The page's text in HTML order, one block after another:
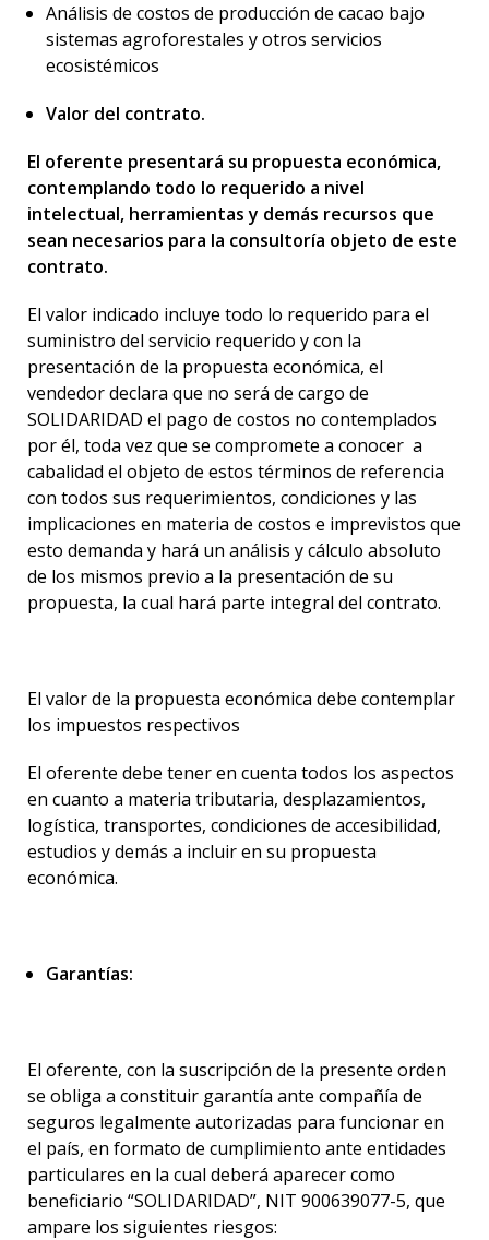
Análisis de costos de producción de cacao bajo
sistemas agroforestales y otros servicios
ecosistémicos
Valor del contrato.
El oferente presentará su propuesta económica,
contemplando todo lo requerido a nivel
intelectual, herramientas y demás recursos que
sean necesarios para la consultoría objeto de este
contrato.
El valor indicado incluye todo lo requerido para el
suministro del servicio requerido y con la
presentación de la propuesta económica, el
vendedor declara que no será de cargo de
SOLIDARIDAD el pago de costos no contemplados
por él, toda vez que se compromete a conocer a
cabalidad el objeto de estos términos de referencia
con todos sus requerimientos, condiciones y las
implicaciones en materia de costos e imprevistos que
esto demanda y hará un análisis y cálculo absoluto
de los mismos previo a la presentación de su
propuesta, la cual hará parte integral del contrato.
El valor de la propuesta económica debe contemplar
los impuestos respectivos
El oferente debe tener en cuenta todos los aspectos
en cuanto a materia tributaria, desplazamientos,
logística, transportes, condiciones de accesibilidad,
estudios y demás a incluir en su propuesta
económica.
Garantías:
El oferente, con la suscripción de la presente orden
se obliga a constituir garantía ante compañía de
seguros legalmente autorizadas para funcionar en
el país, en formato de cumplimiento ante entidades
particulares en la cual deberá aparecer como
beneficiario “SOLIDARIDAD”, NIT 900639077-5, que
ampare los siguientes riesgos: